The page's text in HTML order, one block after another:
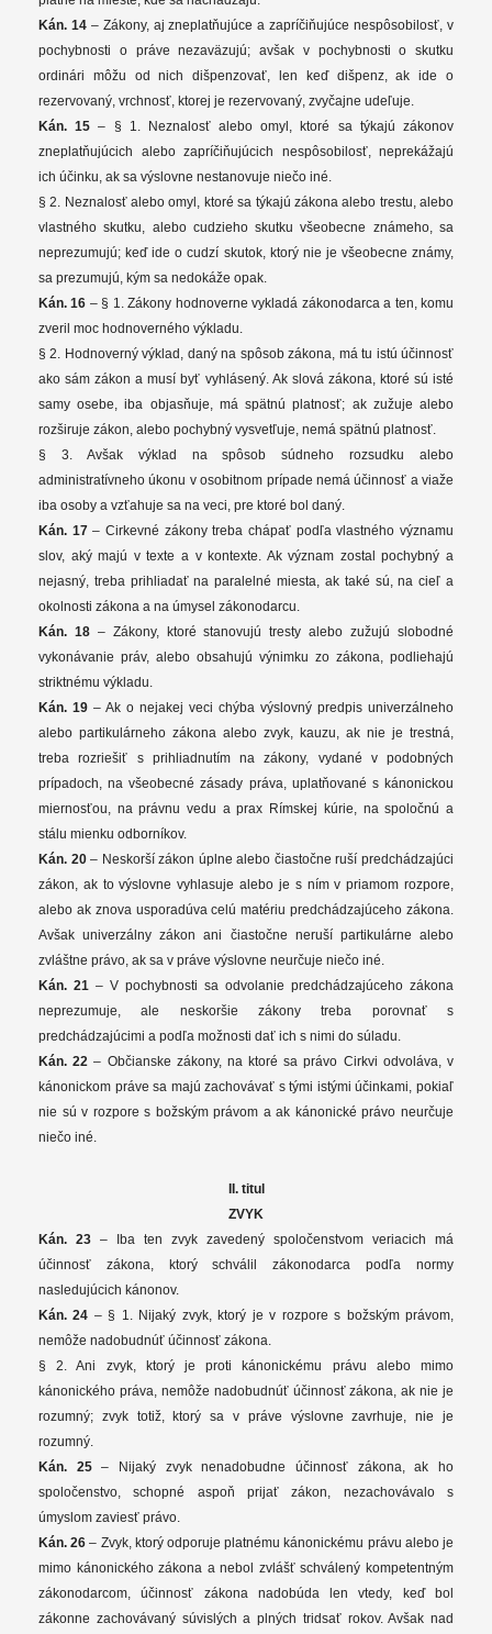
Kán. 14– Zákony, aj zneplatňujúce a zapríčiňujúce nespôsobilosť, v
pochybnosti o práve nezaväzujú; avšak v pochybnosti o skutku
ordinári môžu od nich dišpenzovať, len keď dišpenz, ak ide o
rezervovaný, vrchnosť, ktorej je rezervovaný, zvyčajne udeľuje.
Kán. 15 – § 1. Neznalosť alebo omyl, ktoré sa týkajú zákonov
zneplatňujúcich alebo zapríčiňujúcich nespôsobilosť, neprekážajú
ich účinku, ak sa výslovne nestanovuje niečo iné.
§ 2. Neznalosť alebo omyl, ktoré sa týkajú zákona alebo trestu, alebo
vlastného skutku, alebo cudzieho skutku všeobecne známeho, sa
neprezumujú; keď ide o cudzí skutok, ktorý nie je všeobecne známy,
sa prezumujú, kým sa nedokáže opak.
Kán. 16 – § 1. Zákony hodnoverne vykladá zákonodarca a ten, komu
zveril moc hodnoverného výkladu.
§ 2. Hodnoverný výklad, daný na spôsob zákona, má tu istú účinnosť
ako sám zákon a musí byť vyhlásený. Ak slová zákona, ktoré sú isté
samy osebe, iba objasňuje, má spätnú platnosť; ak zužuje alebo
rozširuje zákon, alebo pochybný vysvetľuje, nemá spätnú platnosť.
§ 3. Avšak výklad na spôsob súdneho rozsudku alebo
administratívneho úkonu v osobitnom prípade nemá účinnosť a viaže
iba osoby a vzťahuje sa na veci, pre ktoré bol daný.
Kán. 17– Cirkevné zákony treba chápať podľa vlastného významu
slov, aký majú v texte a v kontexte. Ak význam zostal pochybný a
nejasný, treba prihliadať na paralelné miesta, ak také sú, na cieľ a
okolnosti zákona a na úmysel zákonodarcu.
Kán. 18– Zákony, ktoré stanovujú tresty alebo zužujú slobodné
vykonávanie práv, alebo obsahujú výnimku zo zákona, podliehajú
striktnému výkladu.
Kán. 19 – Ak o nejakej veci chýba výslovný predpis univerzálneho
alebo partikulárneho zákona alebo zvyk, kauzu, ak nie je trestná,
treba rozriešiť s prihliadnutím na zákony, vydané v podobných
prípadoch, na všeobecné zásady práva, uplatňované s kánonickou
miernosťou, na právnu vedu a prax Rímskej kúrie, na spoločnú a
stálu mienku odborníkov.
Kán. 20– Neskorší zákon úplne alebo čiastočne ruší predchádzajúci
zákon, ak to výslovne vyhlasuje alebo je s ním v priamom rozpore,
alebo ak znova usporadúva celú matériu predchádzajúceho zákona.
Avšak univerzálny zákon ani čiastočne neruší partikulárne alebo
zvláštne právo, ak sa v práve výslovne neurčuje niečo iné.
Kán. 21 – V pochybnosti sa odvolanie predchádzajúceho zákona
neprezumuje, ale neskoršie zákony treba porovnať s
predchádzajúcimi a podľa možnosti dať ich s nimi do súladu.
Kán. 22 – Občianske zákony, na ktoré sa právo Cirkvi odvoláva, v
kánonickom práve sa majú zachovávať s tými istými účinkami, pokiaľ
nie sú v rozpore s božským právom a ak kánonické právo neurčuje
niečo iné.
II. titul
ZVYK
Kán. 23 – Iba ten zvyk zavedený spoločenstvom veriacich má
účinnosť zákona, ktorý schválil zákonodarca podľa normy
nasledujúcich kánonov.
Kán. 24 – § 1. Nijaký zvyk, ktorý je v rozpore s božským právom,
nemôže nadobudnúť účinnosť zákona.
§ 2. Ani zvyk, ktorý je proti kánonickému právu alebo mimo
kánonického práva, nemôže nadobudnúť účinnosť zákona, ak nie je
rozumný; zvyk totiž, ktorý sa v práve výslovne zavrhuje, nie je
rozumný.
Kán. 25– Nijaký zvyk nenadobudne účinnosť zákona, ak ho
spoločenstvo, schopné aspoň prijať zákon, nezachovávalo s
úmyslom zaviesť právo.
Kán. 26 – Zvyk, ktorý odporuje platnému kánonickému právu alebo je
mimo kánonického zákona a nebol zvlášť schválený kompetentným
zákonodarcom, účinnosť zákona nadobúda len vtedy, keď bol
zákonne zachovávaný súvislých a plných tridsať rokov. Avšak nad